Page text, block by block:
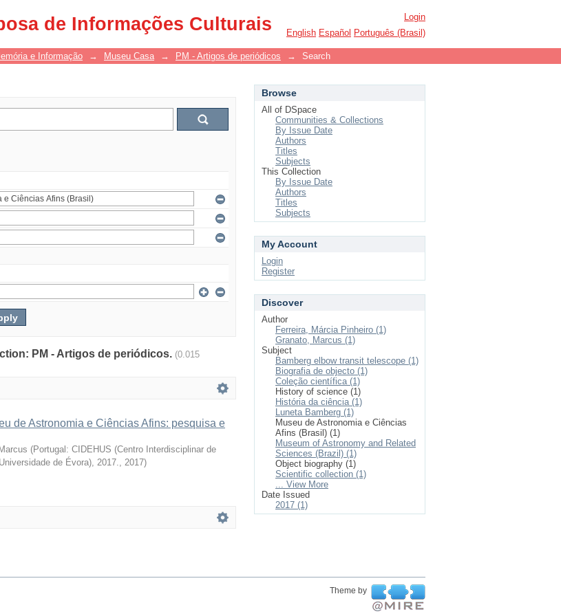
de Informações Culturais
Login
English Español Português (Brasil)
e Informação → Museu Casa → PM - Artigos de periódicos → Search
PM - Artigos de periódicos. (0.015
de Astronomia e Ciências Afins: pesquisa e
(Portugal: CIDEHUS (Centro Interdisciplinar de
de Évora), 2017., 2017)
Browse
All of DSpace
Communities & Collections
By Issue Date
Authors
Titles
Subjects
This Collection
By Issue Date
Authors
Titles
Subjects
My Account
Login
Register
Discover
Author
Ferreira, Márcia Pinheiro (1)
Granato, Marcus (1)
Subject
Bamberg elbow transit telescope (1)
Biografia de objecto (1)
Coleção científica (1)
History of science (1)
História da ciência (1)
Luneta Bamberg (1)
Museu de Astronomia e Ciências
Afins (Brasil) (1)
Museum of Astronomy and Related
Sciences (Brazil) (1)
Object biography (1)
Scientific collection (1)
... View More
Date Issued
2017 (1)
Theme by